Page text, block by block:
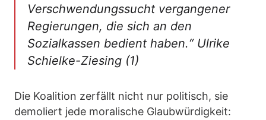
Verschwendungssucht vergangener
Regierungen, die sich an den
Sozialkassen bedient haben.“ Ulrike
Schielke-Ziesing (1)
Die Koalition zerfällt nicht nur politisch, sie
demoliert jede moralische Glaubwürdigkeit: